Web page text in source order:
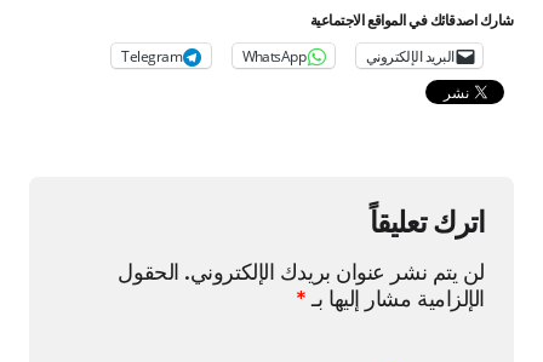
شارك اصدقائك في المواقع الاجتماعية
البريد الإلكتروني WhatsApp
Telegram
اترك تعليقاً
لن يتم نشر عنوان بريدك الإلكتروني. الحقول
الإلزامية مشار إليها بـ *